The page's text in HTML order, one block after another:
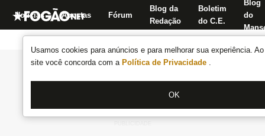
Usamos cookies para anúncios e para melhorar sua experiência.
site você concorda com a Política de Privacidade .
OK
Notícias Apostas Fórum
Blog da
Redação
Boletim
do C.E.
Blog
do